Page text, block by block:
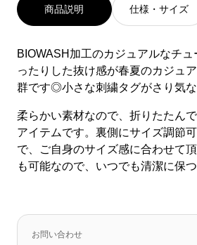
商品説明 仕様・サイズ
BIOWASH加工のカジュアルなチュ
ったりした抜け感が春夏のカジュ
群です◎小さな刺繍タグがさり気な
柔らかい素材なので、折りたたん
アイテムです。裏側にサイズ調節
で、ご自身のサイズ感に合わせて
も可能なので、いつでも清潔に保
お問い合わせ